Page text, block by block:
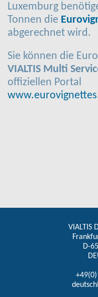
Luxemburg
Tonnen die
abgerechnet wird.
Sie können die
VIALTIS Multi
offiziellen Portal
VIALTIS
D-